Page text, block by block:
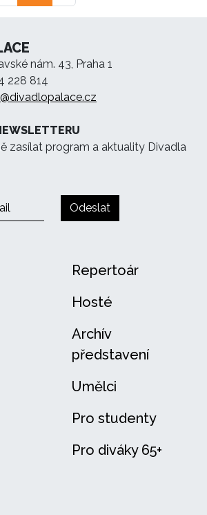
nám. 43, Praha 1
228 814
zasílat program a aktuality Divadla
Odeslat
Repertoár
Hosté
Archív
představení
Umělci
Pro studenty
Pro diváky 65+